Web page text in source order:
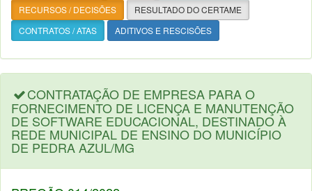
RECURSOS / DECISÕES
RESULTADO DO CERTAME
CONTRATOS / ATAS
ADITIVOS E RESCISÕES
CONTRATAÇÃO DE EMPRESA PARA O
FORNECIMENTO DE LICENÇA E MANUTENÇÃO
DE SOFTWARE EDUCACIONAL, DESTINADO À
REDE MUNICIPAL DE ENSINO DO MUNICÍPIO
DE PEDRA AZUL/MG